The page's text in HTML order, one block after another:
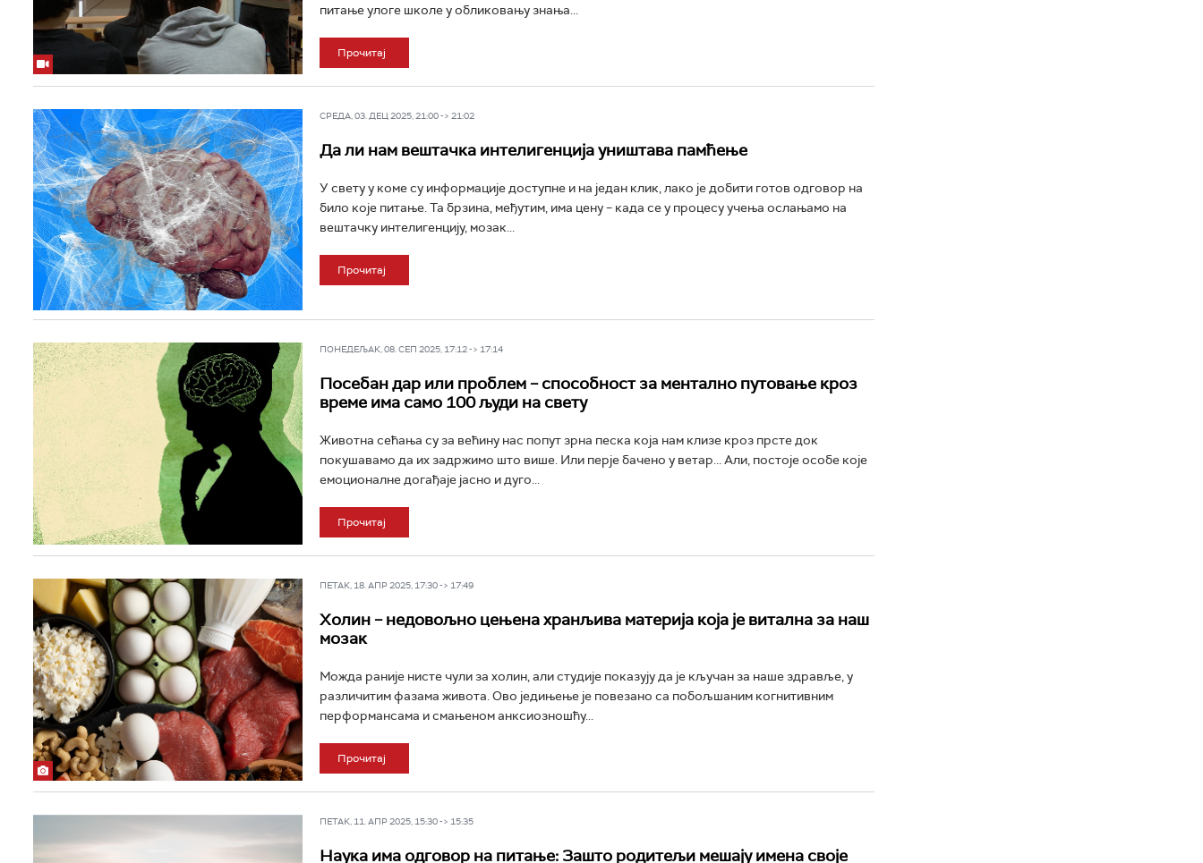
питање улоге школе у обликовању знања...
Прочитај
СРЕДА, 03. ДЕЦ 2025, 21:00 -> 21:02
Да ли нам вештачка интелигенција уништава памћење
У свету у коме су информације доступне и на један клик, лако је добити готов одговор на
било које питање. Та брзина, међутим, има цену – када се у процесу учења ослањамо на
вештачку интелигенцију, мозак...
Прочитај
ПОНЕДЕЉАК, 08. СЕП 2025, 17:12 -> 17:14
Посебан дар или проблем – способност за ментално путовање кроз
време има само 100 људи на свету
Животна сећања су за већину нас попут зрна песка која нам клизе кроз прсте док
покушавамо да их задржимо што више. Или перје бачено у ветар... Али, постоје особе које
емоционалне догађаје јасно и дуго...
Прочитај
ПЕТАК, 18. АПР 2025, 17:30 -> 17:49
Холин – недовољно цењена хранљива материја која је витална за наш
мозак
Можда раније нисте чули за холин, али студије показују да је кључан за наше здравље, у
различитим фазама живота. Ово једињење је повезано са побољшаним когнитивним
перформансама и смањеном анксиозношћу...
Прочитај
ПЕТАК, 11. АПР 2025, 15:30 -> 15:35
Наука има одговор на питање: Зашто родитељи мешају имена своје